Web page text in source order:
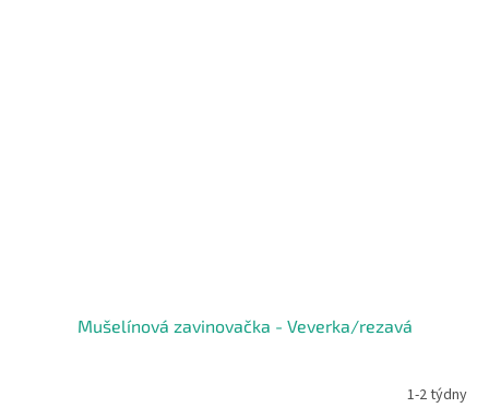
Mušelínová zavinovačka - Veverka/rezavá
1-2 týdny